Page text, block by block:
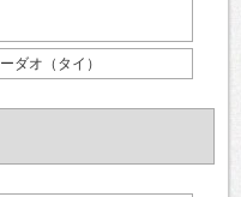
ダオ（タイ）